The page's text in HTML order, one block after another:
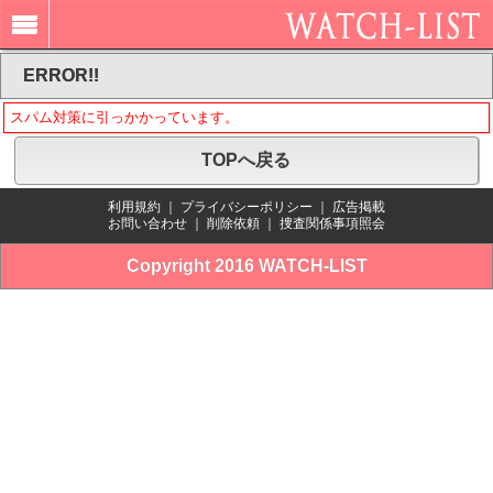
ERROR!!
スパム対策に引っかかっています。
TOPへ戻る
利用規約 プライバシーポリシー
広告掲載
お問い合わせ
削除依頼 捜査関係事項照会
Copyright 2016 WATCH-LIST